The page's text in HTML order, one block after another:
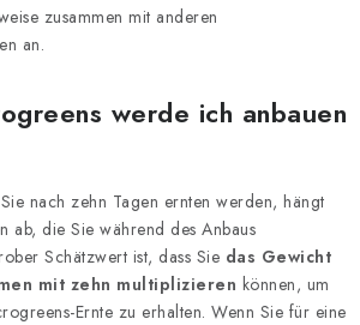
zusammen mit anderen
an.
werde ich anbauen
nach zehn Tagen ernten werden, hängt
ab, die Sie während des Anbaus
Schätzwert ist, dass Sie das Gewicht
mit zehn multiplizieren können, um
Ernte zu erhalten. Wenn Sie für eine